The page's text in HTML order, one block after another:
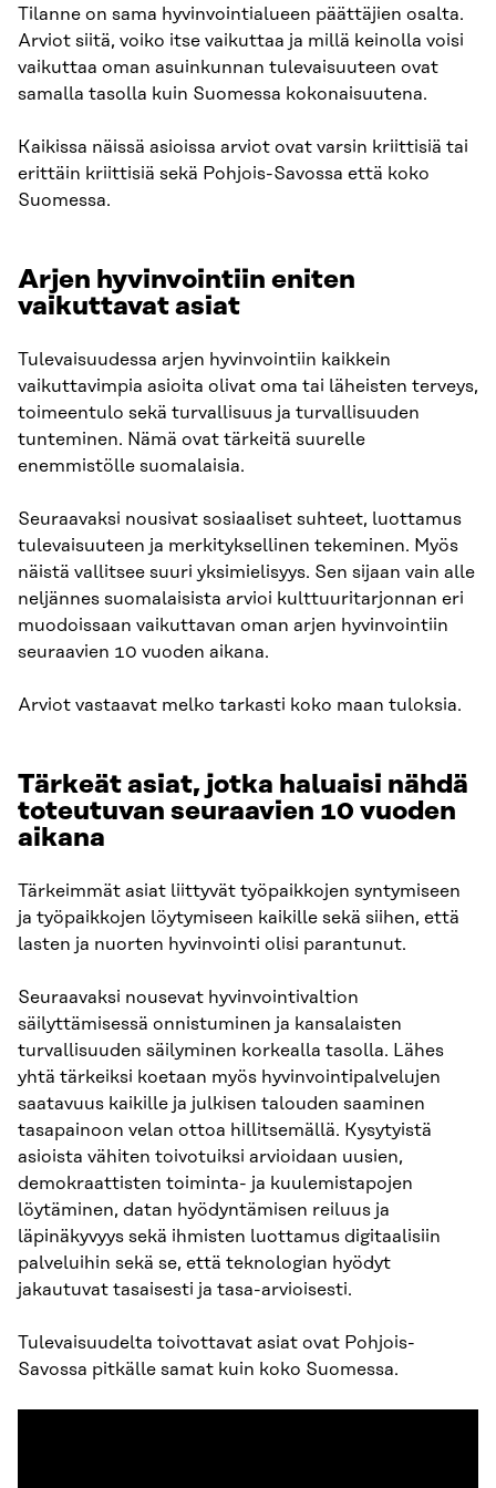
Tilanne on sama hyvinvointialueen päättäjien osalta.
Arviot siitä, voiko itse vaikuttaa ja millä keinolla voisi
vaikuttaa oman asuinkunnan tulevaisuuteen ovat
samalla tasolla kuin Suomessa kokonaisuutena.​
Kaikissa näissä asioissa arviot ovat varsin kriittisiä tai
erittäin kriittisiä sekä Pohjois-Savossa että koko
Suomessa.
Arjen hyvinvointiin eniten
vaikuttavat asiat​
Tulevaisuudessa arjen hyvinvointiin kaikkein
vaikuttavimpia asioita olivat oma tai läheisten terveys,
toimeentulo sekä turvallisuus ja turvallisuuden
tunteminen. Nämä ovat tärkeitä suurelle
enemmistölle suomalaisia.
Seuraavaksi nousivat sosiaaliset suhteet, luottamus
tulevaisuuteen ja merkityksellinen tekeminen. Myös
näistä vallitsee suuri yksimielisyys. Sen sijaan vain alle
neljännes suomalaisista arvioi kulttuuritarjonnan eri
muodoissaan vaikuttavan oman arjen hyvinvointiin
seuraavien 10 vuoden aikana.
Arviot vastaavat melko tarkasti koko maan tuloksia.​
Tärkeät asiat, jotka haluaisi nähdä
toteutuvan seuraavien 10 vuoden
aikana​
Tärkeimmät asiat liittyvät työpaikkojen syntymiseen
ja työpaikkojen löytymiseen kaikille sekä siihen, että
lasten ja nuorten hyvinvointi olisi parantunut.
Seuraavaksi nousevat hyvinvointivaltion
säilyttämisessä onnistuminen ja kansalaisten
turvallisuuden säilyminen korkealla tasolla. Lähes
yhtä tärkeiksi koetaan myös hyvinvointipalvelujen
saatavuus kaikille ja julkisen talouden saaminen
tasapainoon velan ottoa hillitsemällä. Kysytyistä
asioista vähiten toivotuiksi arvioidaan uusien,
demokraattisten toiminta- ja kuulemistapojen
löytäminen, datan hyödyntämisen reiluus ja
läpinäkyvyys sekä ihmisten luottamus digitaalisiin
palveluihin sekä se, että teknologian hyödyt
jakautuvat tasaisesti ja tasa-arvioisesti.
Tulevaisuudelta toivottavat asiat ovat Pohjois-
Savossa pitkälle samat kuin koko Suomessa.